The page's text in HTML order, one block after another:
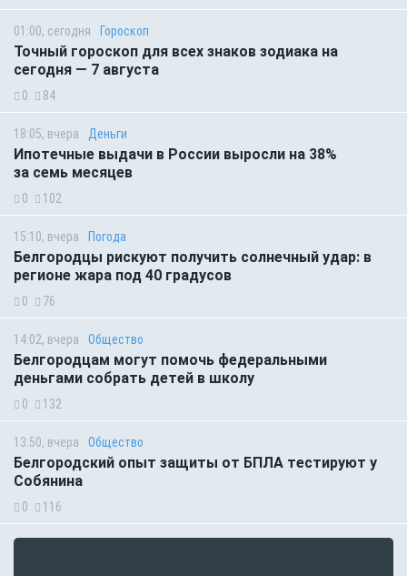
01:00, сегодня Гороскоп
Точный гороскоп для всех знаков зодиака на
сегодня — 7 августа
0 84
18:05, вчера Деньги
Ипотечные выдачи в России выросли на 38%
за семь месяцев
0 102
15:10, вчера Погода
Белгородцы рискуют получить солнечный удар: в
регионе жара под 40 градусов
0 76
14:02, вчера Общество
Белгородцам могут помочь федеральными
деньгами собрать детей в школу
0 132
13:50, вчера Общество
Белгородский опыт защиты от БПЛА тестируют у
Собянина
0 116